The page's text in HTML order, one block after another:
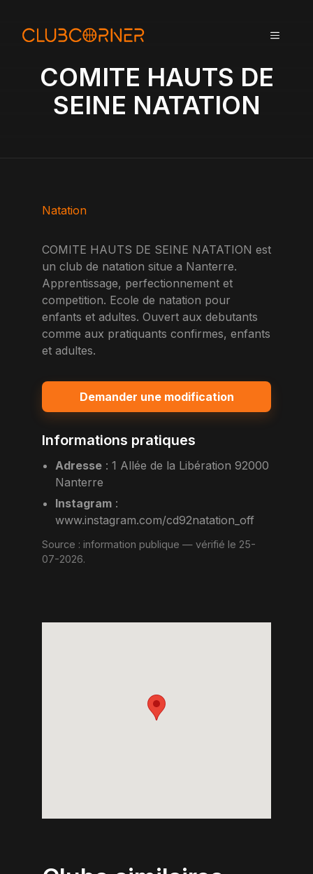
MENU
COMITE HAUTS DE
SEINE NATATION
Natation
COMITE HAUTS DE SEINE NATATION est
un club de natation situe a Nanterre.
Apprentissage, perfectionnement et
competition. Ecole de natation pour
enfants et adultes. Ouvert aux debutants
comme aux pratiquants confirmes, enfants
et adultes.
Demander une modification
Informations pratiques
Adresse :1 Allée de la Libération 92000
Nanterre
Instagram :
www.instagram.com/cd92natation_off
Source : information publique — vérifié le 25-
07-2026.